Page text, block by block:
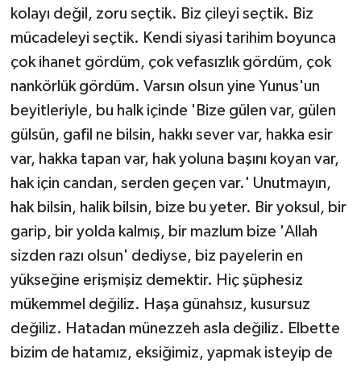
kolayı değil, zoru seçtik. Biz çileyi seçtik. Biz
mücadeleyi seçtik. Kendi siyasi tarihim boyunca
çok ihanet gördüm, çok vefasızlık gördüm, çok
nankörlük gördüm. Varsın olsun yine Yunus'un
beyitleriyle, bu halk içinde 'Bize gülen var, gülen
gülsün, gafil ne bilsin, hakkı sever var, hakka esir
var, hakka tapan var, hak yoluna başını koyan var,
hak için candan, serden geçen var.' Unutmayın,
hak bilsin, halik bilsin, bize bu yeter. Bir yoksul, bir
garip, bir yolda kalmış, bir mazlum bize 'Allah
sizden razı olsun' dediyse, biz payelerin en
yükseğine erişmişiz demektir. Hiç şüphesiz
mükemmel değiliz. Haşa günahsız, kusursuz
değiliz. Hatadan münezzeh asla değiliz. Elbette
bizim de hatamız, eksiğimiz, yapmak isteyip de